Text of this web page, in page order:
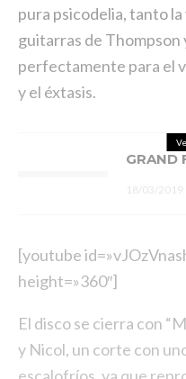
pura psicodelia, tanto la
guitarras de Thompson
perfectamente para el
y el éxtasis.
GRAND
18/03/2019
[youtube
height=»360″]
El disco se cierra con
y Nicol, un corte con